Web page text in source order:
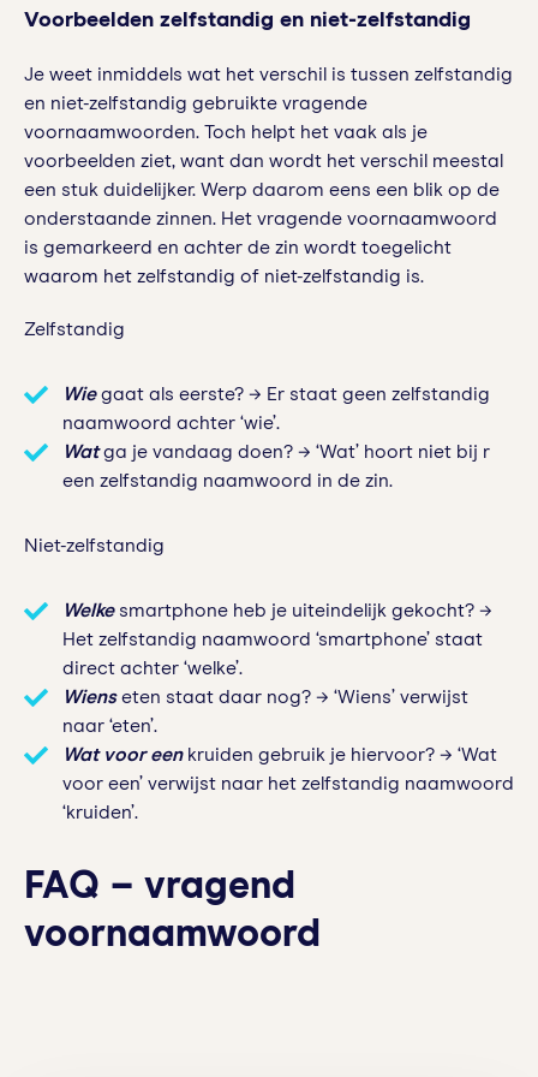
Voorbeelden zelfstandig en niet-zelfstandig
Je weet inmiddels wat het verschil is tussen zelfstandig
en niet-zelfstandig gebruikte vragende
voornaamwoorden. Toch helpt het vaak als je
voorbeelden ziet, want dan wordt het verschil meestal
een stuk duidelijker. Werp daarom eens een blik op de
onderstaande zinnen. Het vragende voornaamwoord
is gemarkeerd en achter de zin wordt toegelicht
waarom het zelfstandig of niet-zelfstandig is.
Zelfstandig
Wiegaat als eerste? → Er staat geen zelfstandig
naamwoord achter ‘wie’.
Watga je vandaag doen? → ‘Wat’ hoort niet bij r
een zelfstandig naamwoord in de zin.
Niet-zelfstandig
Welkesmartphone heb je uiteindelijk gekocht? →
Het zelfstandig naamwoord ‘smartphone’ staat
direct achter ‘welke’.
Wienseten staat daar nog? → ‘Wiens’ verwijst
naar ‘eten’.
Wat voor eenkruiden gebruik je hiervoor? → ‘Wat
voor een’ verwijst naar het zelfstandig naamwoord
‘kruiden’.
FAQ – vragend
voornaamwoord